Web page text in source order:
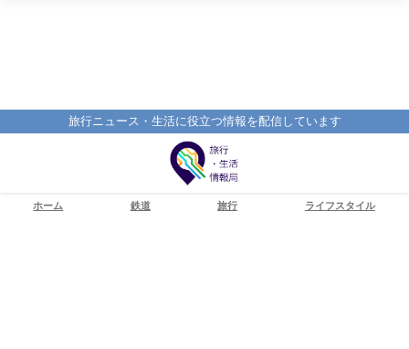
旅行ニュース・生活に役立つ情報を配信しています
ホーム 鉄道 旅行 ライフスタイル